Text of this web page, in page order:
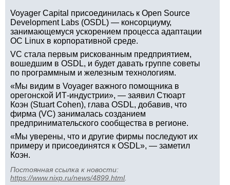
Voyager Capital присоединилась к Open Source
Development Labs (OSDL) — консорциуму,
занимающемуся ускорением процесса адаптации
ОС Linux в корпоративной среде.
VC стала первым рискованным предприятием,
вошедшим в OSDL, и будет давать группе советы
по программным и железным технологиям.
«Мы видим в Voyager важного помощника в
орегонской ИТ-индустрии», — заявил Стюарт
Коэн (Stuart Cohen), глава OSDL, добавив, что
фирма (VC) занималась созданием
предпринимательского сообщества в регионе.
«Мы уверены, что и другие фирмы последуют их
примеру и присоединятся к OSDL», — заметил
Коэн.
Постоянная ссылка к новости:
https://www.nixp.ru/news/4899.html.